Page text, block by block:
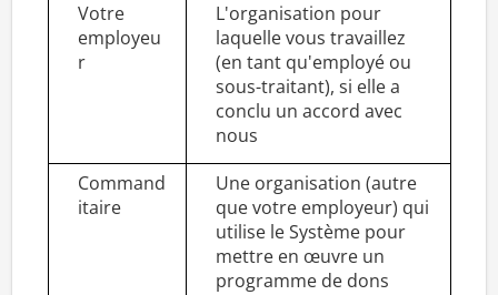
Votre
employeu
r
L'organisation pour
laquelle vous travaillez
(en tant qu'employé ou
sous-traitant), si elle a
conclu un accord avec
nous
Command
itaire
Une organisation (autre
que votre employeur) qui
utilise le Système pour
mettre en œuvre un
programme de dons